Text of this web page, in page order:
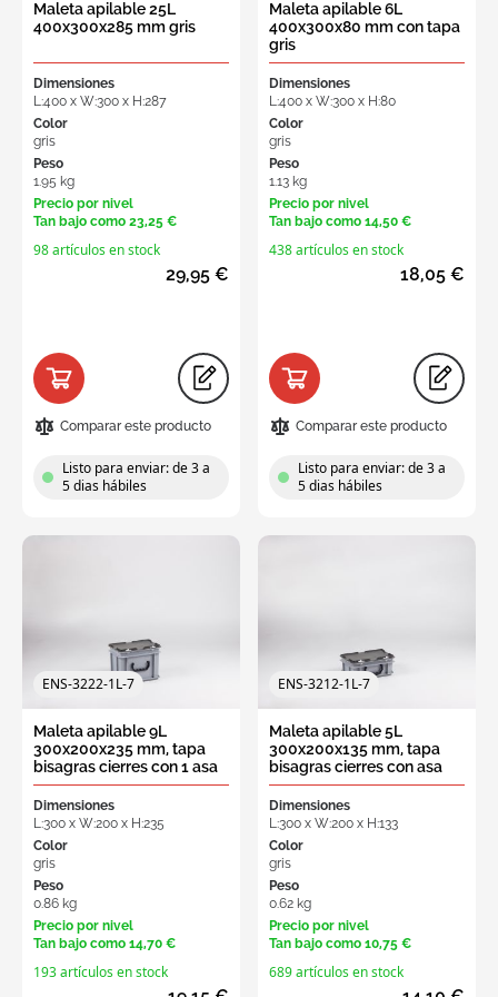
Maleta apilable 25L
400x300x285 mm gris
Dimensiones
L:400 x W:300 x H:287
Color
gris
Peso
1.95 kg
Precio por nivel
Tan bajo como 23,25 €
98 artículos en stock
29,95 €
Comparar este producto
Listo para enviar: de 3 a
5 dias hábiles
Maleta apilable 6L
400x300x80 mm con tapa
gris
Dimensiones
L:400 x W:300 x H:80
Color
gris
Peso
1.13 kg
Precio por nivel
Tan bajo como 14,50 €
438 artículos en stock
18,05 €
Comparar este producto
Listo para enviar: de 3 a
5 dias hábiles
ENS-3222-1L-7
Maleta apilable 9L
300x200x235 mm, tapa
bisagras cierres con 1 asa
gris
Dimensiones
L:300 x W:200 x H:235
Color
gris
Peso
0.86 kg
Precio por nivel
Tan bajo como 14,70 €
193 artículos en stock
ENS-3212-1L-7
Maleta apilable 5L
300x200x135 mm, tapa
bisagras cierres con asa
gris
Dimensiones
L:300 x W:200 x H:133
Color
gris
Peso
0.62 kg
Precio por nivel
Tan bajo como 10,75 €
689 artículos en stock